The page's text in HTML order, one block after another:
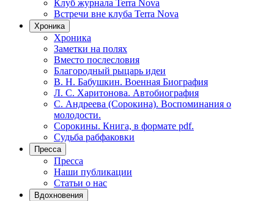
Клуб журнала Terra Nova
Встречи вне клуба Terra Nova
Хроника
Хроника
Заметки на полях
Вместо послесловия
Благородный рыцарь идеи
В. Н. Бабушкин. Военная Биография
Л. С. Харитонова. Автобиография
С. Андреева (Сорокина). Воспоминания о
молодости.
Сорокины. Книга, в формате pdf.
Судьба рабфаковки
Пресса
Пресса
Наши публикации
Статьи о нас
Вдохновения